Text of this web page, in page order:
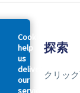
Cookies
help
us
deliver
our
services.
探索
クリッ